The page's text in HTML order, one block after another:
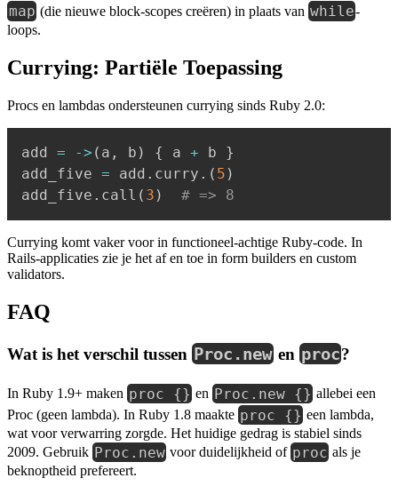
map (die nieuwe block-scopes creëren) in plaats van while-
loops.
Currying: Partiële Toepassing
Procs en lambdas ondersteunen currying sinds Ruby 2.0:
add = -> ( a , b ) { a + b }
add_five = add . curry . ( 5 )
add_five . call ( 3 ) # => 8
Currying komt vaker voor in functioneel-achtige Ruby-code. In
Rails-applicaties zie je het af en toe in form builders en custom
validators.
FAQ
Wat is het verschil tussen Proc.newen proc?
In Ruby 1.9+ maken proc {} en Proc.new {} allebei een
Proc (geen lambda). In Ruby 1.8 maakte proc {} een lambda,
wat voor verwarring zorgde. Het huidige gedrag is stabiel sinds
2009. Gebruik Proc.new voor duidelijkheid of proc als je
beknoptheid prefereert.